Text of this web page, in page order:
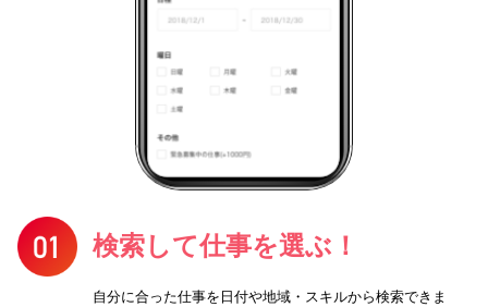
検索して仕事を選ぶ！
自分に合った仕事を日付や地域・スキルから検索できま